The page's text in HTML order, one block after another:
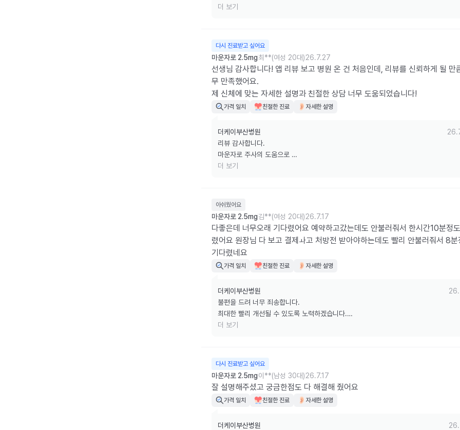
식사량 감소, 저탄수화물식,
더 보기
다시 진료받고 싶어요
마운자로 2.5mg최**(여성 20대)26.7.27
선생님 감사합니다! 앱 리뷰 보고 병원 온 건 처음인데, 리뷰를 신뢰하게 될 만
무 만족했어요.
제 신체에 맞는 자세한 설명과 친절한 상담 너무 도움되었습니다!
가격 일치 친절한 진료 자세한 설명
더케이부산병원
리뷰 감사합니다.
마운자로 주사의 도움으로
식사량 감소, 저탄수화물식,
더 보기
아쉬웠어요
마운자로 2.5mg김**(여성 20대)26.7.17
다좋은데 너무오래 기다렸어요 예약하고갔는데도 안불러줘서 한시간10분정
렸어요 원장님 다 보고 결제ㅘ고 처방전 받아야하는데도 빨리 안불러줘서 8분
기다렸네요
가격 일치 친절한 진료 자세한 설명
더케이부산병원
불편을 드려 너무 죄송합니다.
최대한 빨리 개선될 수 있도록 노력하겠습니다.
마운자로 주사의 도움으로
더 보기
다시 진료받고 싶어요
마운자로 2.5mg이**(남성 30대)26.7.17
잘 설명해주셨고 궁금한점도 다 해결해 줬어요
가격 일치 친절한 진료 자세한 설명
더케이부산병원